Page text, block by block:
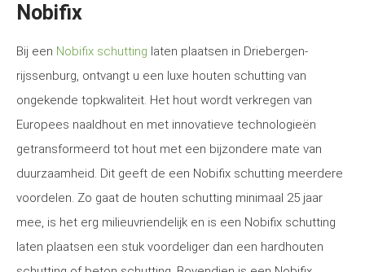
Nobifix
Bij een Nobifix schutting laten plaatsen in Driebergen-
rijssenburg, ontvangt u een luxe houten schutting van
ongekende topkwaliteit. Het hout wordt verkregen van
Europees naaldhout en met innovatieve technologieën
getransformeerd tot hout met een bijzondere mate van
duurzaamheid. Dit geeft de een Nobifix schutting meerdere
voordelen. Zo gaat de houten schutting minimaal 25 jaar
mee, is het erg milieuvriendelijk en is een Nobifix schutting
laten plaatsen een stuk voordeliger dan een hardhouten